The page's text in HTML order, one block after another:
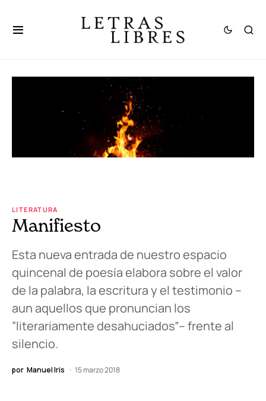
LITERATURA
Manifiesto
Esta nueva entrada de nuestro espacio
quincenal de poesía elabora sobre el valor
de la palabra, la escritura y el testimonio –
aun aquellos que pronuncian los
“literariamente desahuciados”– frente al
silencio.
por Manuel Iris 15 marzo 2018